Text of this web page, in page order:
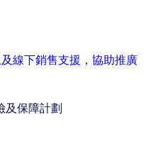
線下銷售支援，協助推廣
及保障計劃